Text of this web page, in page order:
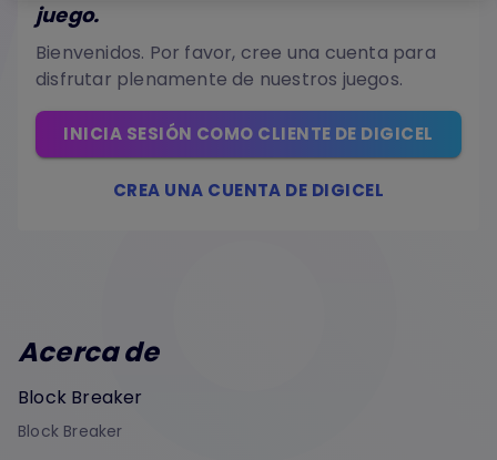
juego.
Bienvenidos. Por favor, cree una cuenta para
disfrutar plenamente de nuestros juegos.
INICIA SESIÓN COMO CLIENTE DE DIGICEL
CREA UNA CUENTA DE DIGICEL
Acerca de
Block Breaker
Block Breaker